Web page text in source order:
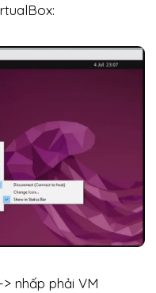
nhấp phải VM